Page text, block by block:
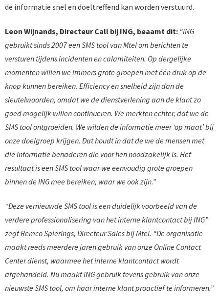
de informatie snel en doeltreffend kan worden verstuurd.
Leon Wijnands, Directeur Call bij ING, beaamt dit: “ING
gebruikt sinds 2007 een SMS tool van Mtel om berichten te
versturen tijdens incidenten en calamiteiten. Op dergelijke
momenten willen we immers grote groepen met één druk op de
knop kunnen bereiken. Efficiency en snelheid zijn dan de
sleutelwoorden, omdat we de dienstverlening aan de klant zo
goed mogelijk willen continueren. We merkten echter, dat we de
SMS tool ontgroeiden. We wilden de informatie meer ‘op maat’ bij
onze doelgroep krijgen. Dat houdt in dat de we de mensen met
die informatie benaderen die voor hen noodzakelijk is. Het
resultaat is een SMS tool waar we eenvoudig grote groepen
binnen de ING mee bereiken, waar we ook zijn.”
“Deze vernieuwde SMS tool is een duidelijk voorbeeld van de
verdere professionalisering van het interne klantcontact bij ING”
zegt Remco Spierings, Directeur Sales bij Mtel. “De organisatie
maakt reeds meerdere jaren gebruik van onze Online Contact
Center dienst, waarmee het interne klantcontact wordt
afgehandeld. Nu maakt ING gebruik tevens gebruik van onze
nieuwste SMS tool, om haar interne klant proactief te informeren.”